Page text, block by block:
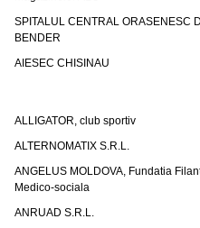
SPITALUL CENTRAL ORASENESC
BENDER
AIESEC CHISINAU
ALLIGATOR, club sportiv
ALTERNOMATIX S.R.L.
ANGELUS MOLDOVA, Fundatia
Medico-sociala
ANRUAD S.R.L.